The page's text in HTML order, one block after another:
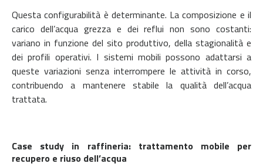
Questa configurabilità è determinante. La composizione e il
carico dell’acqua grezza e dei reflui non sono costanti:
variano in funzione del sito produttivo, della stagionalità e
dei profili operativi. I sistemi mobili possono adattarsi a
queste variazioni senza interrompere le attività in corso,
contribuendo a mantenere stabile la qualità dell’acqua
trattata.
Case study in raffineria: trattamento mobile per
recupero e riuso dell’acqua